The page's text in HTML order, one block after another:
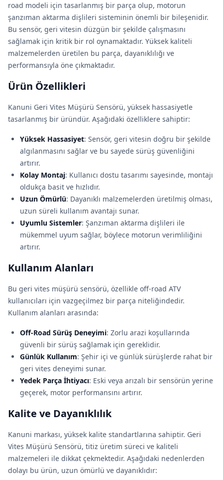
road modeli için tasarlanmış bir parça olup, motorun
şanzıman aktarma dişlileri sisteminin önemli bir bileşenidir.
Bu sensör, geri vitesin düzgün bir şekilde çalışmasını
sağlamak için kritik bir rol oynamaktadır. Yüksek kaliteli
malzemelerden üretilen bu parça, dayanıklılığı ve
performansıyla öne çıkmaktadır.
Ürün Özellikleri
Kanuni Geri Vites Müşürü Sensörü, yüksek hassasiyetle
tasarlanmış bir üründür. Aşağıdaki özelliklere sahiptir:
Yüksek Hassasiyet: Sensör, geri vitesin doğru bir şekilde
algılanmasını sağlar ve bu sayede sürüş güvenliğini
artırır.
Kolay Montaj: Kullanıcı dostu tasarımı sayesinde, montajı
oldukça basit ve hızlıdır.
Uzun Ömürlü: Dayanıklı malzemelerden üretilmiş olması,
uzun süreli kullanım avantajı sunar.
Uyumlu Sistemler: Şanzıman aktarma dişlileri ile
mükemmel uyum sağlar, böylece motorun verimliliğini
artırır.
Kullanım Alanları
Bu geri vites müşürü sensörü, özellikle off-road ATV
kullanıcıları için vazgeçilmez bir parça niteliğindedir.
Kullanım alanları arasında:
Off-Road Sürüş Deneyimi: Zorlu arazi koşullarında
güvenli bir sürüş sağlamak için gereklidir.
Günlük Kullanım: Şehir içi ve günlük sürüşlerde rahat bir
geri vites deneyimi sunar.
Yedek Parça İhtiyacı: Eski veya arızalı bir sensörün yerine
geçerek, motor performansını artırır.
Kalite ve Dayanıklılık
Kanuni markası, yüksek kalite standartlarına sahiptir. Geri
Vites Müşürü Sensörü, titiz üretim süreci ve kaliteli
malzemeleri ile dikkat çekmektedir. Aşağıdaki nedenlerden
dolayı bu ürün, uzun ömürlü ve dayanıklıdır: